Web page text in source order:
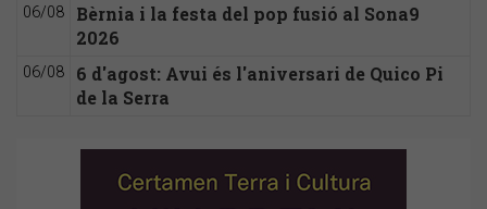
06/08
Bèrnia i la festa del pop fusió al Sona9
2026
06/08
6 d'agost: Avui és l'aniversari de Quico Pi
de la Serra